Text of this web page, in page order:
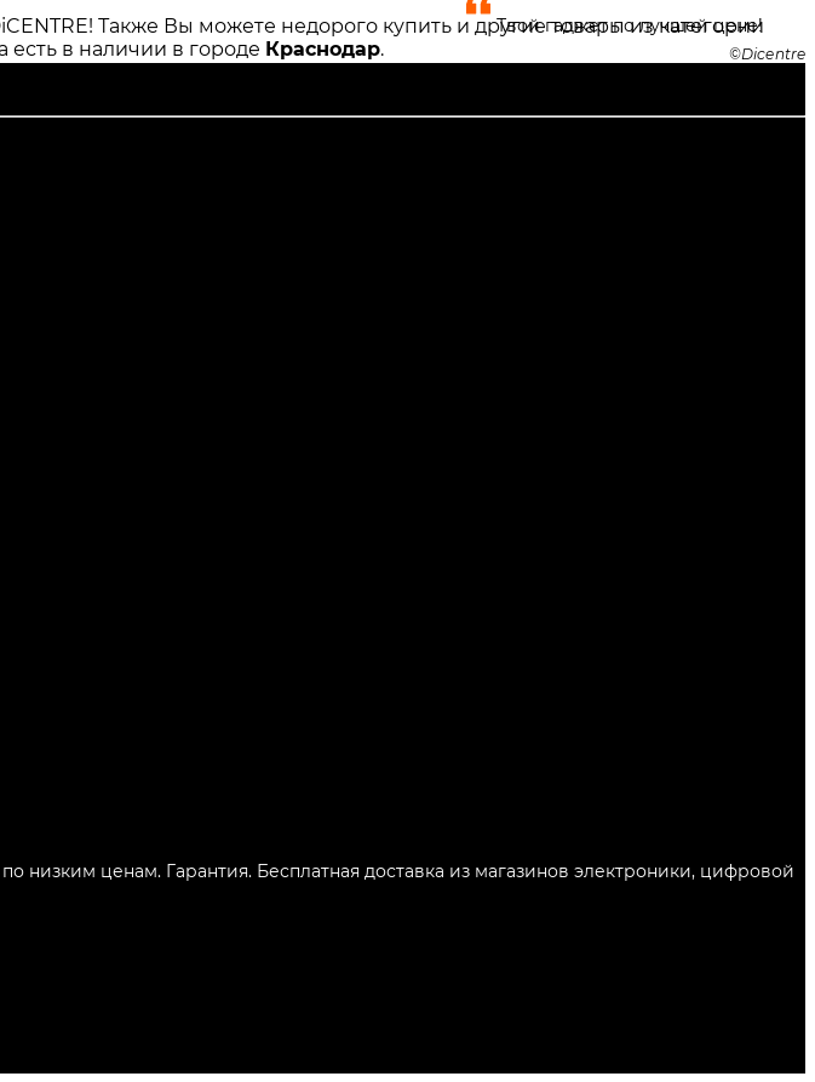
Также Вы можете недорого купить и другие товары из категории
есть в наличии в городе Краснодар.
Твой гаджет по лучшей цене!
Dicentre
низким ценам. Гарантия. Бесплатная доставка из магазинов электроники, цифровой